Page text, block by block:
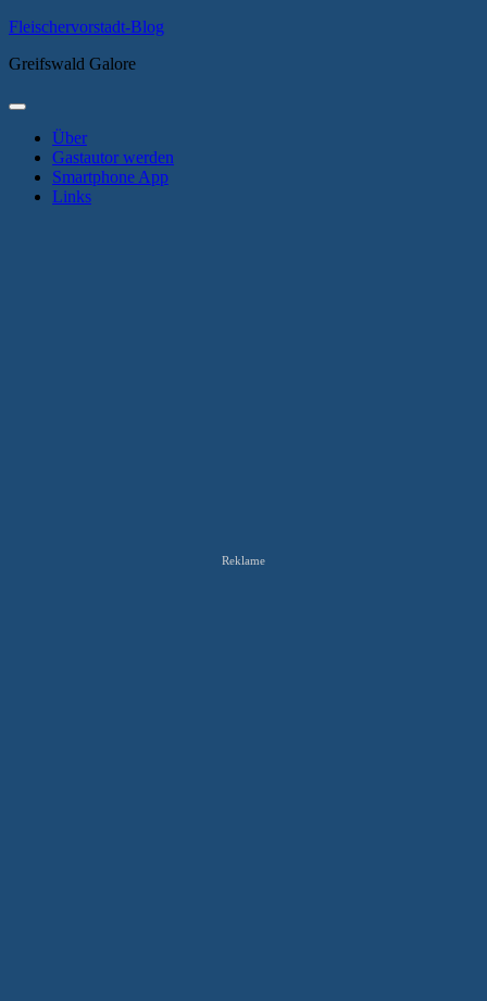
Zum
springen
Fleischervorstadt-Blog
Greifswald Galore
Primäres
Über
Gastautor werden
Smartphone App
Links
Reklame